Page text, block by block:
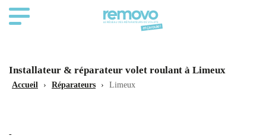
Installateur & réparateur volet roulant à Limeux
Accueil › Réparateurs › Limeux
-